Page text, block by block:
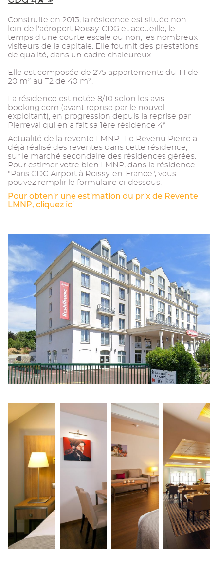
Construite en 2013, la résidence est située non
loin de l'aéroport Roissy-CDG et accueille, le
temps d'une courte escale ou non, les nombreux
visiteurs de la capitale. Elle fournit des prestations
de qualité, dans un cadre chaleureux.
Elle est composée de 275 appartements du T1 de
20 m² au T2 de 40 m².
La résidence est notée 8/10 selon les avis
booking.com (avant reprise par le nouvel
exploitant), en progression depuis la reprise par
Pierreval qui en a fait sa 1ère résidence 4*
Actualité de la revente LMNP : Le Revenu Pierre a
déjà réalisé des reventes dans cette résidence,
sur le marché secondaire des résidences gérées.
Pour estimer votre bien LMNP, dans la résidence
"Paris CDG Airport à Roissy-en-France", vous
pouvez remplir le formulaire ci-dessous.
Pour obtenir une estimation du prix de Revente
LMNP, cliquez ici